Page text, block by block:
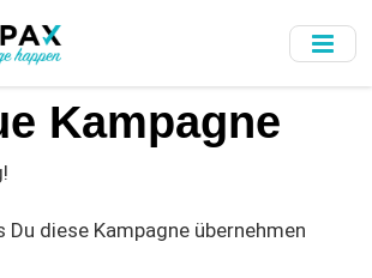
Kampagne
Du diese Kampagne übernehmen